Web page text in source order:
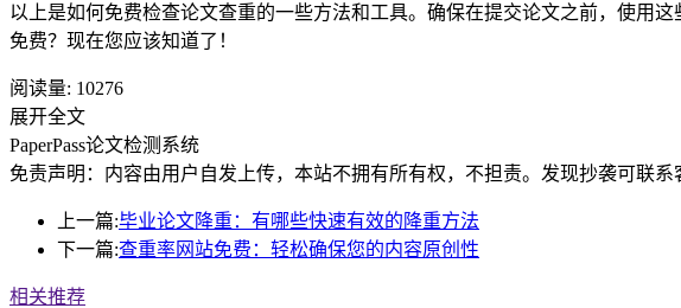
以上是如何免费检查论文查重的一些方法和工具。确保在提交论文之前，使用
免费？现在您应该知道了！
阅读量: 10276
展开全文
PaperPass论文检测系统
免责声明：内容由用户自发上传，本站不拥有所有权，不担责。发现抄袭可联系
上一篇:毕业论文降重：有哪些快速有效的降重方法
下一篇:查重率网站免费：轻松确保您的内容原创性
相关推荐